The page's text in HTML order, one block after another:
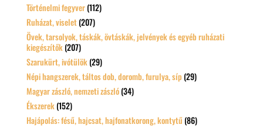
Történelmi fegyver (112)
Ruházat, viselet (207)
Övek, tarsolyok, táskák, övtáskák, jelvények és egyéb ruházati
kiegészítők (207)
Szarukürt, ivótülök (29)
Népi hangszerek, táltos dob, doromb, furulya, síp (29)
Magyar zászló, nemzeti zászló (34)
Ékszerek (152)
Hajápolás: fésű, hajcsat, hajfonatkorong, kontytű (86)